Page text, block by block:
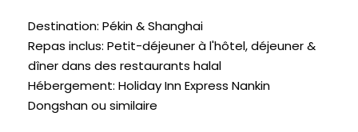
Destination: Pékin & Shanghai
Repas inclus: Petit-déjeuner à l'hôtel, déjeuner &
dîner dans des restaurants halal
Hébergement: Holiday Inn Express Nankin
Dongshan ou similaire